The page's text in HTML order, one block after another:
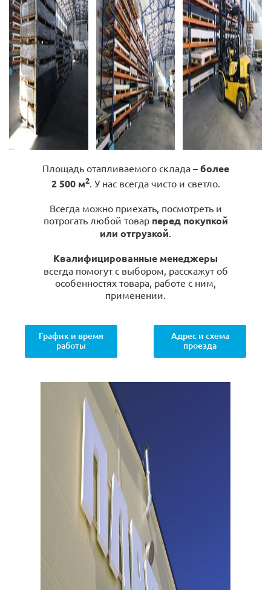
Площадь отапливаемого склада – более
2 500 м2. У нас всегда чисто и светло.
Всегда можно приехать, посмотреть и
потрогать любой товар перед покупкой
или отгрузкой.
Квалифицированные менеджеры
всегда помогут с выбором, расскажут об
особенностях товара, работе с ним,
применении.
График и время
работы
Адрес и схема
проезда